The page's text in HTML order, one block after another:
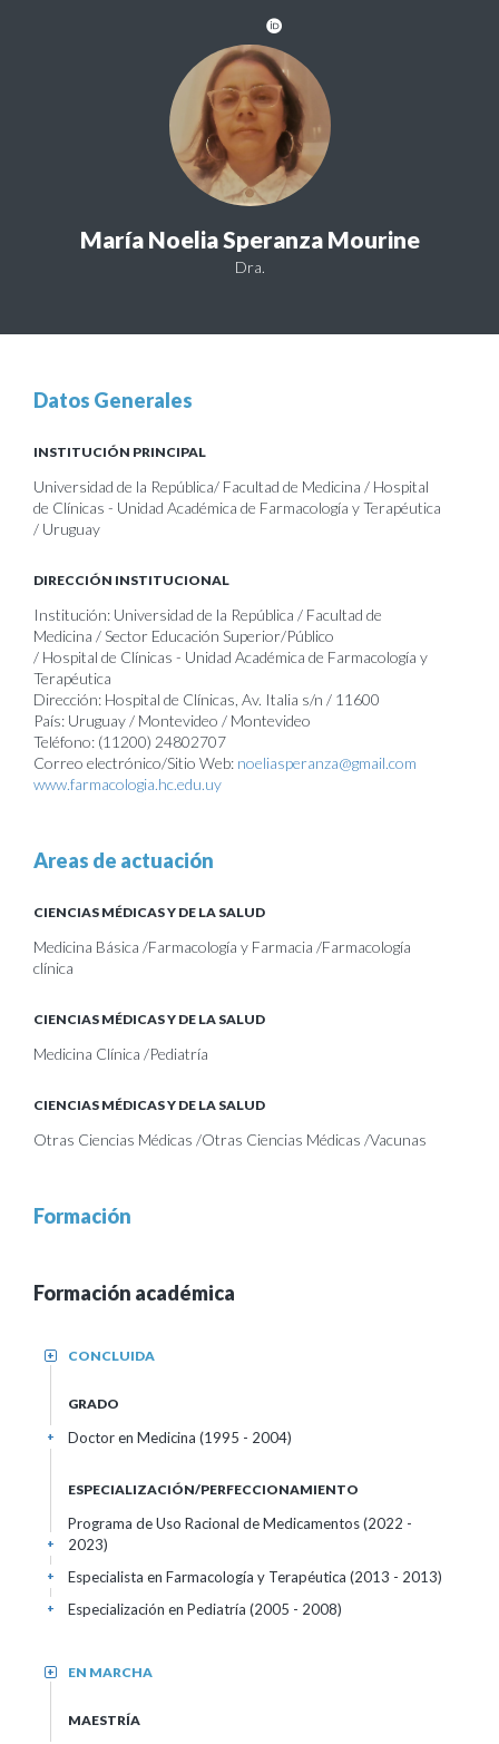
María Noelia Speranza Mourine
Dra.
Datos Generales
INSTITUCIÓN PRINCIPAL
Universidad de la República/ Facultad de Medicina / Hospital
de Clínicas - Unidad Académica de Farmacología y Terapéutica
/ Uruguay
DIRECCIÓN INSTITUCIONAL
Institución: Universidad de la República / Facultad de
Medicina / Sector Educación Superior/Público
/ Hospital de Clínicas - Unidad Académica de Farmacología y
Terapéutica
Dirección: Hospital de Clínicas, Av. Italia s/n / 11600
País: Uruguay / Montevideo / Montevideo
Teléfono: (11200) 24802707
Correo electrónico/Sitio Web: noeliasperanza@gmail.com
www.farmacologia.hc.edu.uy
Areas de actuación
CIENCIAS MÉDICAS Y DE LA SALUD
Medicina Básica /Farmacología y Farmacia /Farmacología
clínica
CIENCIAS MÉDICAS Y DE LA SALUD
Medicina Clínica /Pediatría
CIENCIAS MÉDICAS Y DE LA SALUD
Otras Ciencias Médicas /Otras Ciencias Médicas /Vacunas
Formación
Formación académica
CONCLUIDA
+
GRADO
Doctor en Medicina (1995 - 2004)
+
ESPECIALIZACIÓN/PERFECCIONAMIENTO
Programa de Uso Racional de Medicamentos (2022 -
2023)
+
Especialista en Farmacología y Terapéutica (2013 - 2013)
+
Especialización en Pediatría (2005 - 2008)
+
EN MARCHA
+
MAESTRÍA